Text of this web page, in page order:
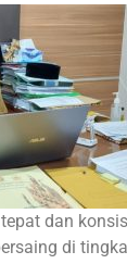
dan
di